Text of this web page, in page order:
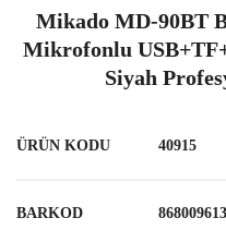
Mikado MD-90BT
Mikrofonlu
Siyah
ÜRÜN KODU 40915
BARKOD